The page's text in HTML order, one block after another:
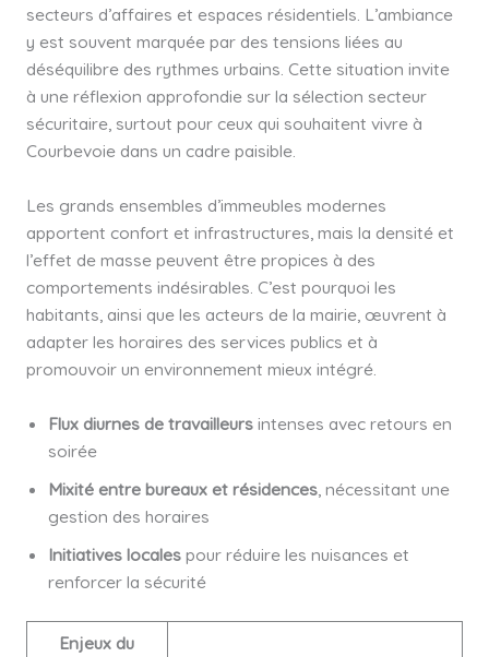
secteurs d’affaires et espaces résidentiels. L’ambiance
y est souvent marquée par des tensions liées au
déséquilibre des rythmes urbains. Cette situation invite
à une réflexion approfondie sur la sélection secteur
sécuritaire, surtout pour ceux qui souhaitent vivre à
Courbevoie dans un cadre paisible.
Les grands ensembles d’immeubles modernes
apportent confort et infrastructures, mais la densité et
l’effet de masse peuvent être propices à des
comportements indésirables. C’est pourquoi les
habitants, ainsi que les acteurs de la mairie, œuvrent à
adapter les horaires des services publics et à
promouvoir un environnement mieux intégré.
Flux diurnes de travailleursintenses avec retours en
soirée
Mixité entre bureaux et résidences, nécessitant une
gestion des horaires
Initiatives localespour réduire les nuisances et
renforcer la sécurité
Enjeux du